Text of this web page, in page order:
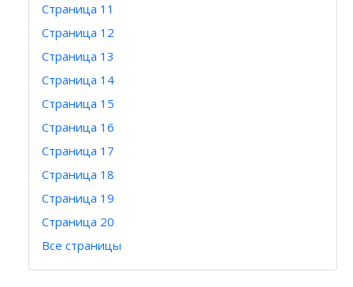
Страница 11
Страница 12
Страница 13
Страница 14
Страница 15
Страница 16
Страница 17
Страница 18
Страница 19
Страница 20
Все страницы